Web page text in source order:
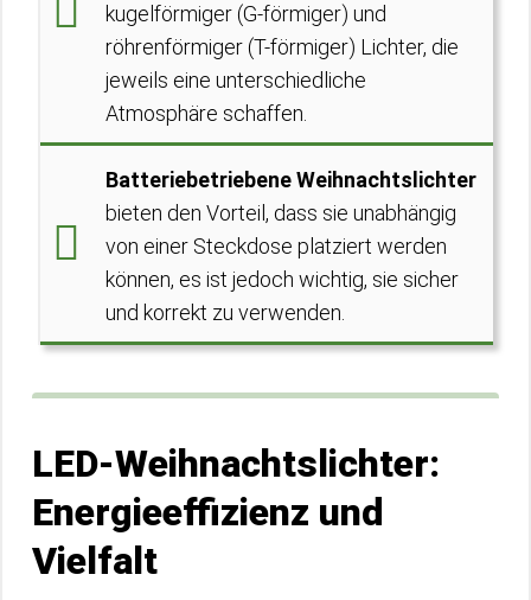
kugelförmiger (G-förmiger) und
röhrenförmiger (T-förmiger) Lichter, die
jeweils eine unterschiedliche
Atmosphäre schaffen.
Batteriebetriebene Weihnachtslichter
bieten den Vorteil, dass sie unabhängig
von einer Steckdose platziert werden
können, es ist jedoch wichtig, sie sicher
und korrekt zu verwenden.
LED-Weihnachtslichter:
Energieeffizienz und
Vielfalt